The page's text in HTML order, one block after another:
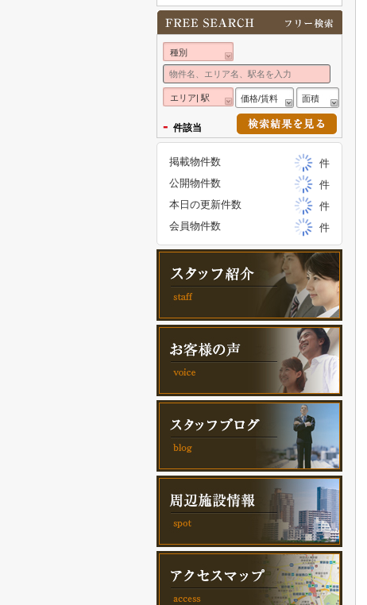
種別
エリア| 駅 価格/賃料 面積
- 件該当
掲載物件数
件
公開物件数
件
本日の更新件数
件
会員物件数
件